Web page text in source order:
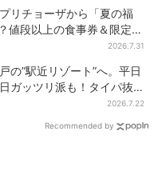
リチョーザから「夏の福
値段以上の食事券＆限定ア
2026.7.31
の”駅近リゾート”へ。平日
ガッツリ派も！タイパ抜
2026.7.22
Recommended by